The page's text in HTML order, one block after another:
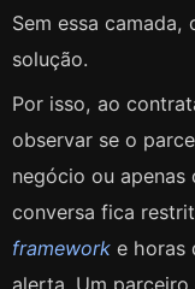
Sem essa
solução.
Por isso, ao
observar se o
negócio ou apenas
conversa fica
frameworke horas
alerta. Um